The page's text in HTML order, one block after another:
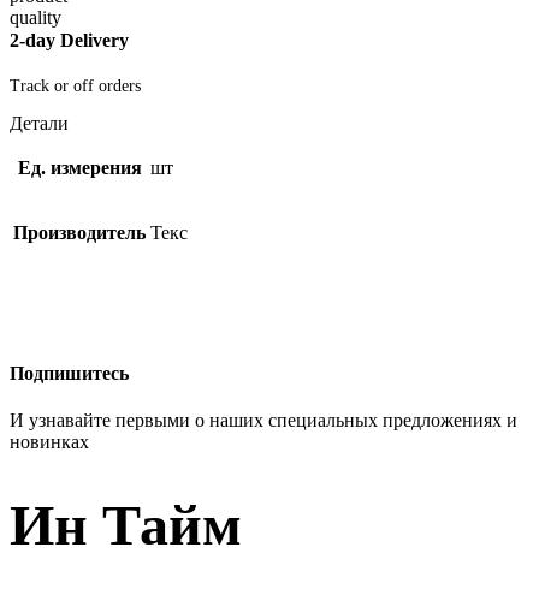
2-day Delivery
Track or off orders
Детали
Ед. измерения шт
Производитель Текс
Подпишитесь
И узнавайте первыми о наших специальных предложениях и
новинках
Ин Тайм